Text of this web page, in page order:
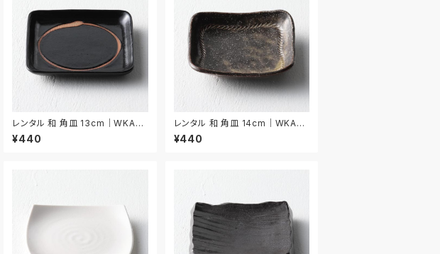
レンタル 和 角皿 13cm｜WKA03
2
¥440
レンタル 和 角皿 14cm｜WKA03
3
¥440